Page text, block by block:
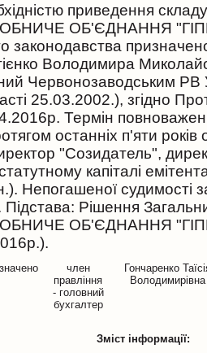
приведення
ОБ'ЄДНАННЯ
законодавства
Володимира
Червонозаводським РВ
25.03.2002.), згiдно
Термiн повноважень
останнiх п'яти рокiв
"Созидатель",
капiталi
Непогашеної судимостi
Пiдстава: Рiшення
ОБ'ЄДНАННЯ
член
правління
- головний
бухгалтер
Гончаренко
Володимирівна
Зміст інформації: